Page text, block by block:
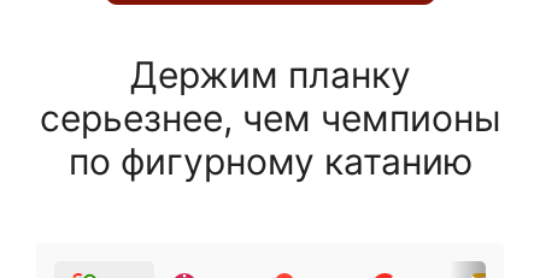
Держим планку
серьезнее, чем чемпионы
по фигурному катанию